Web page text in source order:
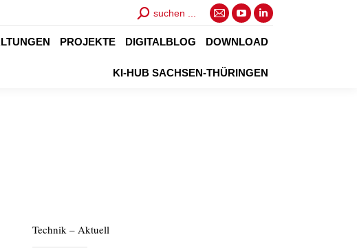
Search:
suchen ...
E-
Mail
opens
YouTube
page
in
Linkedin
page
in
PROJEKTE DIGITALBLOG DOWNLOAD
KI-HUB SACHSEN-THÜRINGEN
Technik – Aktuell